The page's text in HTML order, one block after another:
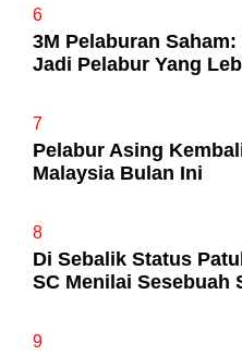
6
3M Pelaburan
Jadi Pelabur Yang
7
Pelabur Asing
Malaysia Bulan Ini
8
Di Sebalik Status
SC Menilai Sesebuah
9